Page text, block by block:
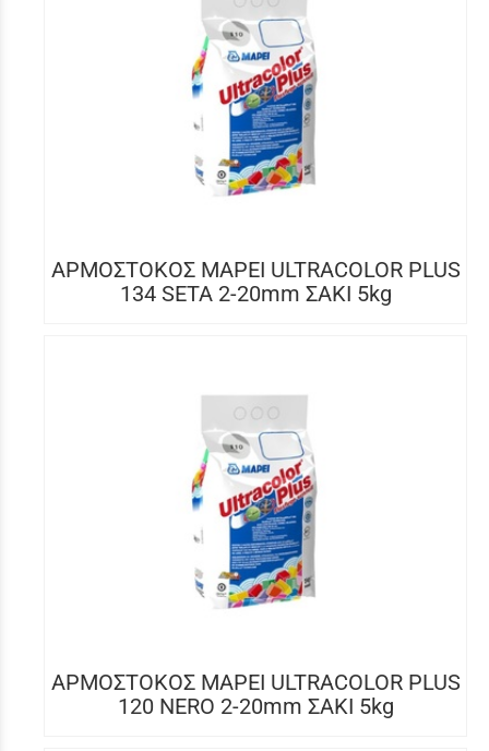
ΑΡΜΟΣΤΟΚΟΣ MAPEI ULTRACOLOR PLUS
134 SETA 2-20mm ΣΑΚΙ 5kg
ΑΡΜΟΣΤΟΚΟΣ MAPEI ULTRACOLOR PLUS
120 NERO 2-20mm ΣΑΚΙ 5kg